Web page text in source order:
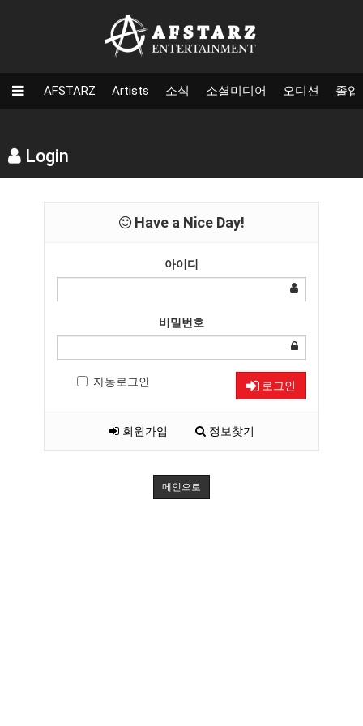
AFSTARZ Artists 소식 소셜미디어 오디션 졸업
Login
Have a Nice Day!
아이디
비밀번호
자동로그인 로그인
회원가입 정보찾기
메인으로